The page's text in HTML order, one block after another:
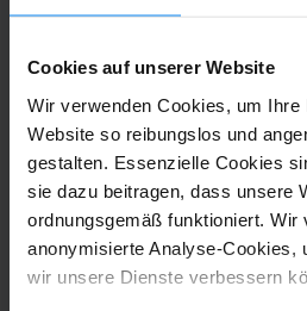
Cookies auf unserer Website
Wir verwenden Cookies, um Ihre
Website so reibungslos und
gestalten. Essenzielle Cookies
sie dazu beitragen, dass unsere
ordnungsgemäß funktioniert. Wir
anonymisierte Analyse-Cookies,
wir unsere Dienste verbessern
Heenreis was
Oliver Pape
Geparkt von 31.07.26 bis 07.08.26
War gut
War gut